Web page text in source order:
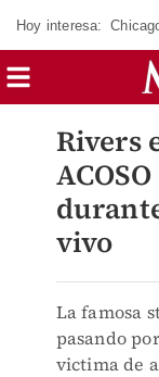
Hoy interesa:
Rivers
vivo
La famosa
pasando
victima de